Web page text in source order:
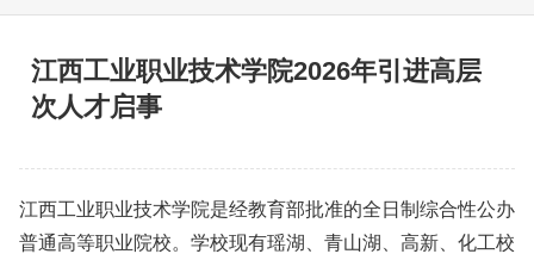
江西工业职业技术学院2026年引进高层
次人才启事
江西工业职业技术学院是经教育部批准的全日制综合性公办
普通高等职业院校。学校现有瑶湖、青山湖、高新、化工校